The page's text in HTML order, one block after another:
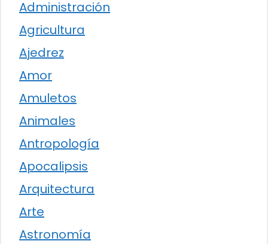
Administración
Agricultura
Ajedrez
Amor
Amuletos
Animales
Antropología
Apocalipsis
Arquitectura
Arte
Astronomía